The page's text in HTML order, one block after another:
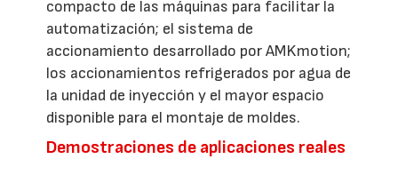
compacto de las máquinas para facilitar la
automatización; el sistema de
accionamiento desarrollado por AMKmotion;
los accionamientos refrigerados por agua de
la unidad de inyección y el mayor espacio
disponible para el montaje de moldes.
Demostraciones de aplicaciones reales